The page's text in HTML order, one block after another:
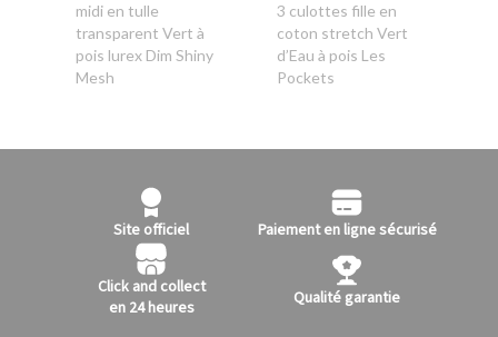
midi en tulle
transparent Vert à
pois lurex Dim Shiny
Mesh
3 culottes fille en
coton stretch Vert
d’Eau à pois Les
Pockets
Site officiel Paiement en ligne sécurisé
Click and collect
en 24 heures
Qualité garantie